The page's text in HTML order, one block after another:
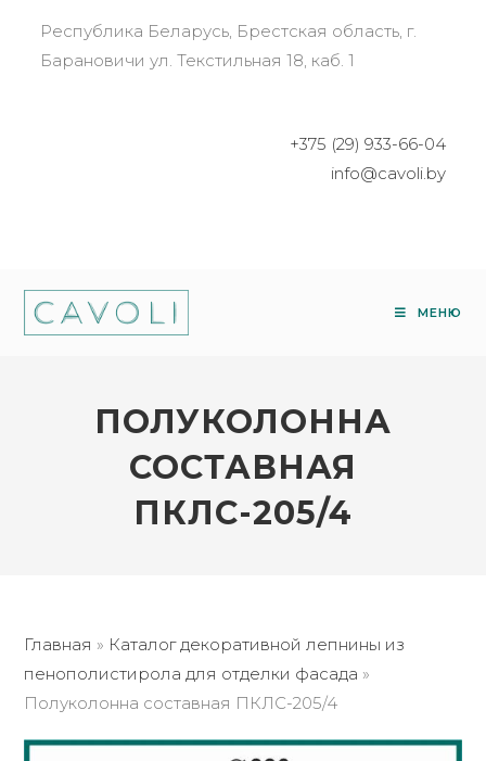
Республика Беларусь, Брестская область, г.
Барановичи ул. Текстильная 18, каб. 1
+375 (29) 933-66-04
info@cavoli.by
МЕНЮ
ПОЛУКОЛОННА
СОСТАВНАЯ
ПКЛС-205/4
Главная » Каталог декоративной лепнины из
пенополистирола для отделки фасада »
Полуколонна составная ПКЛС-205/4